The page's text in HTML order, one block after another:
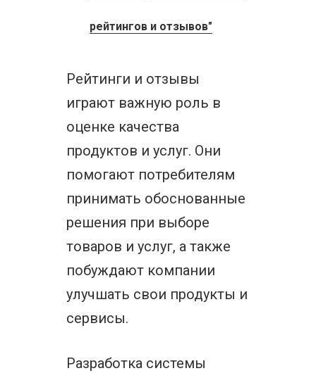
рейтингов и отзывов"
Рейтинги и отзывы
играют важную роль в
оценке качества
продуктов и услуг. Они
помогают потребителям
принимать обоснованные
решения при выборе
товаров и услуг, а также
побуждают компании
улучшать свои продукты и
сервисы.
Разработка системы